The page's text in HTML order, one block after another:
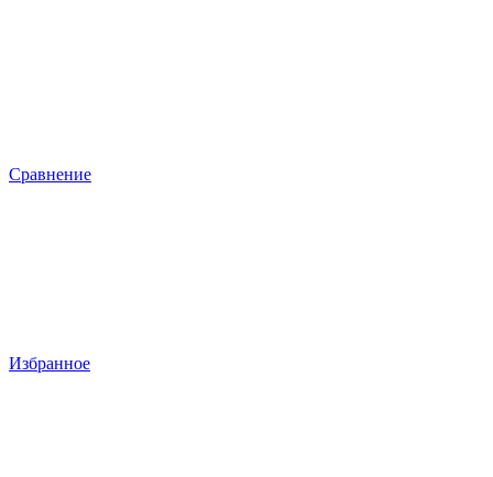
Сравнение
Избранное